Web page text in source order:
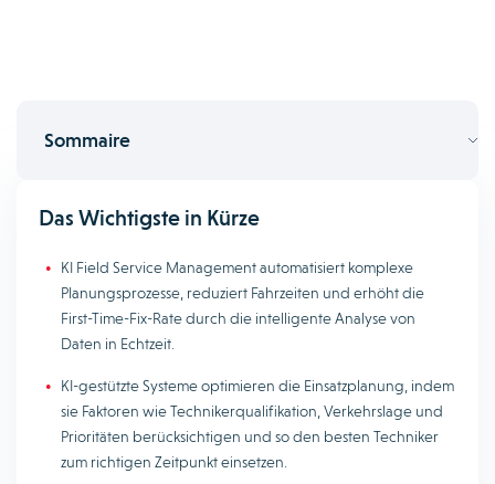
Sommaire
Das Wichtigste in Kürze
KI Field Service Management automatisiert komplexe
Planungsprozesse, reduziert Fahrzeiten und erhöht die
First-Time-Fix-Rate durch die intelligente Analyse von
Daten in Echtzeit.
KI-gestützte Systeme optimieren die Einsatzplanung, indem
sie Faktoren wie Technikerqualifikation, Verkehrslage und
Prioritäten berücksichtigen und so den besten Techniker
zum richtigen Zeitpunkt einsetzen.